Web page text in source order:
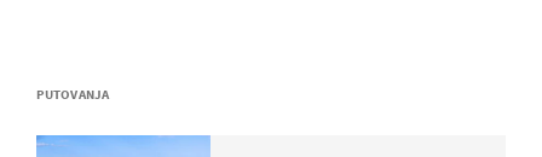
PUTOVANJA